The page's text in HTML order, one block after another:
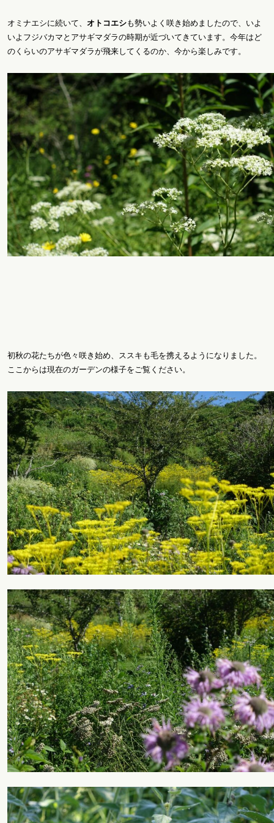
オミナエシに続いて、 オトコエシも勢いよく咲き始めましたので、いよ
いよフジバカマとアサギマダラの時期が近づいてきています。今年はど
のくらいのアサギマダラが飛来してくるのか、今から楽しみです。
初秋の花たちが色々咲き始め、ススキも毛を携えるようになりました。
ここからは現在のガーデンの様子をご覧ください。